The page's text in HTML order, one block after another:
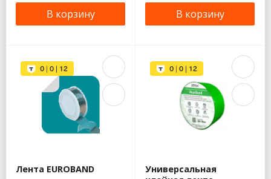
В корзину В корзину
Лента EUROBAND
Универсальная